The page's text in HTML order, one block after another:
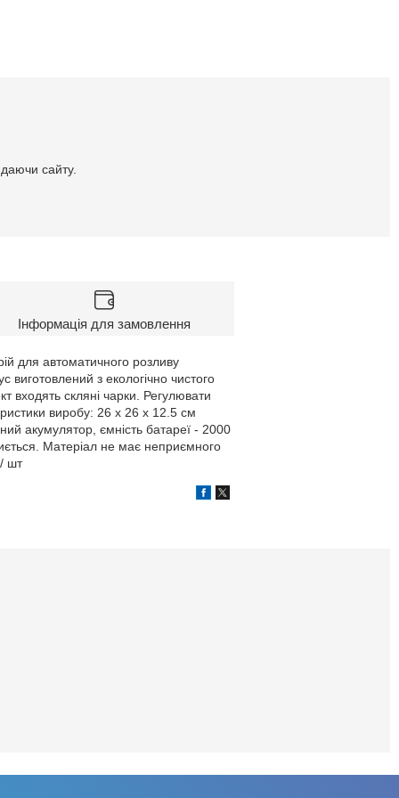
сайту.
Інформація для замовлення
для автоматичного розливу
виготовлений з екологічно чистого
входять скляні чарки. Регулювати
виробу: 26 x 26 x 12.5 см
акумулятор, ємність батареї - 2000
Матеріал не має неприємного
шт